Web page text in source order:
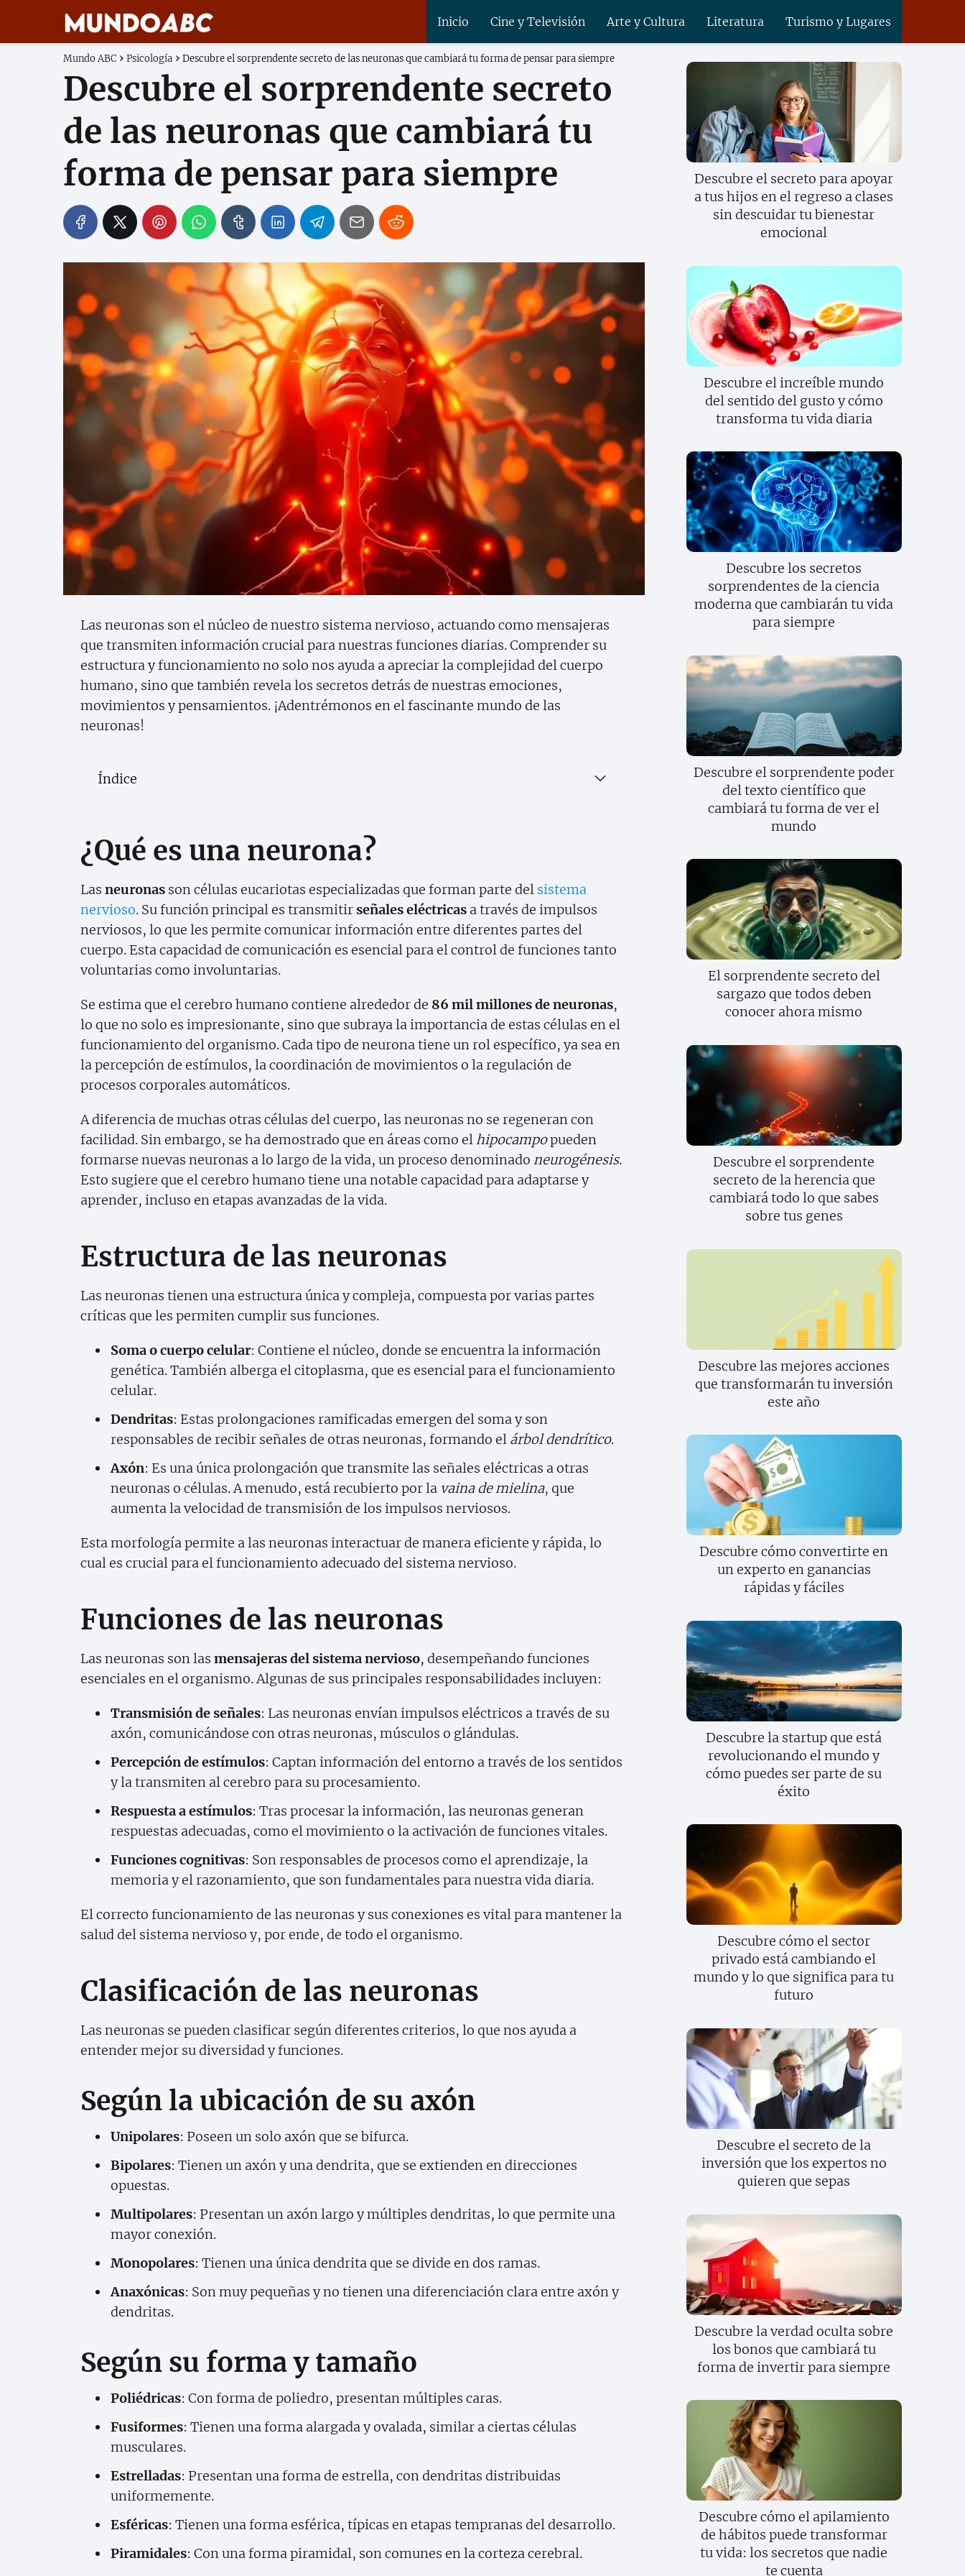
Inicio Cine y Televisión Arte y Cultura Literatura Turismo y Lugares
Mundo ABC Psicología Descubre el sorprendente secreto de las neuronas que cambiará tu forma de pensar para siempre
Descubre el sorprendente secreto
de las neuronas que cambiará tu
forma de pensar para siempre
Las neuronas son el núcleo de nuestro sistema nervioso, actuando como mensajeras
que transmiten información crucial para nuestras funciones diarias. Comprender su
estructura y funcionamiento no solo nos ayuda a apreciar la complejidad del cuerpo
humano, sino que también revela los secretos detrás de nuestras emociones,
movimientos y pensamientos. ¡Adentrémonos en el fascinante mundo de las
neuronas!
Índice
¿Qué es una neurona?
Las neuronas son células eucariotas especializadas que forman parte del sistema
nervioso. Su función principal es transmitir señales eléctricas a través de impulsos
nerviosos, lo que les permite comunicar información entre diferentes partes del
cuerpo. Esta capacidad de comunicación es esencial para el control de funciones tanto
voluntarias como involuntarias.
Se estima que el cerebro humano contiene alrededor de 86 mil millones de neuronas,
lo que no solo es impresionante, sino que subraya la importancia de estas células en el
funcionamiento del organismo. Cada tipo de neurona tiene un rol específico, ya sea en
la percepción de estímulos, la coordinación de movimientos o la regulación de
procesos corporales automáticos.
A diferencia de muchas otras células del cuerpo, las neuronas no se regeneran con
facilidad. Sin embargo, se ha demostrado que en áreas como el hipocampopueden
formarse nuevas neuronas a lo largo de la vida, un proceso denominado neurogénesis.
Esto sugiere que el cerebro humano tiene una notable capacidad para adaptarse y
aprender, incluso en etapas avanzadas de la vida.
Estructura de las neuronas
Las neuronas tienen una estructura única y compleja, compuesta por varias partes
críticas que les permiten cumplir sus funciones.
Soma o cuerpo celular: Contiene el núcleo, donde se encuentra la información
genética. También alberga el citoplasma, que es esencial para el funcionamiento
celular.
Dendritas: Estas prolongaciones ramificadas emergen del soma y son
responsables de recibir señales de otras neuronas, formando el árbol dendrítico.
Axón: Es una única prolongación que transmite las señales eléctricas a otras
neuronas o células. A menudo, está recubierto por la vaina de mielina, que
aumenta la velocidad de transmisión de los impulsos nerviosos.
Esta morfología permite a las neuronas interactuar de manera eficiente y rápida, lo
cual es crucial para el funcionamiento adecuado del sistema nervioso.
Funciones de las neuronas
Las neuronas son las mensajeras del sistema nervioso, desempeñando funciones
esenciales en el organismo. Algunas de sus principales responsabilidades incluyen:
Transmisión de señales: Las neuronas envían impulsos eléctricos a través de su
axón, comunicándose con otras neuronas, músculos o glándulas.
Percepción de estímulos: Captan información del entorno a través de los sentidos
y la transmiten al cerebro para su procesamiento.
Respuesta a estímulos: Tras procesar la información, las neuronas generan
respuestas adecuadas, como el movimiento o la activación de funciones vitales.
Funciones cognitivas: Son responsables de procesos como el aprendizaje, la
memoria y el razonamiento, que son fundamentales para nuestra vida diaria.
El correcto funcionamiento de las neuronas y sus conexiones es vital para mantener la
salud del sistema nervioso y, por ende, de todo el organismo.
Clasificación de las neuronas
Las neuronas se pueden clasificar según diferentes criterios, lo que nos ayuda a
entender mejor su diversidad y funciones.
Según la ubicación de su axón
Unipolares: Poseen un solo axón que se bifurca.
Bipolares: Tienen un axón y una dendrita, que se extienden en direcciones
opuestas.
Multipolares: Presentan un axón largo y múltiples dendritas, lo que permite una
mayor conexión.
Monopolares: Tienen una única dendrita que se divide en dos ramas.
Anaxónicas: Son muy pequeñas y no tienen una diferenciación clara entre axón y
dendritas.
Según su forma y tamaño
Poliédricas: Con forma de poliedro, presentan múltiples caras.
Fusiformes: Tienen una forma alargada y ovalada, similar a ciertas células
musculares.
Estrelladas: Presentan una forma de estrella, con dendritas distribuidas
uniformemente.
Esféricas: Tienen una forma esférica, típicas en etapas tempranas del desarrollo.
Piramidales: Con una forma piramidal, son comunes en la corteza cerebral.
Descubre el secreto para apoyar
a tus hijos en el regreso a clases
sin descuidar tu bienestar
emocional
Descubre el increíble mundo
del sentido del gusto y cómo
transforma tu vida diaria
Descubre los secretos
sorprendentes de la ciencia
moderna que cambiarán tu vida
para siempre
Descubre el sorprendente poder
del texto científico que
cambiará tu forma de ver el
mundo
El sorprendente secreto del
sargazo que todos deben
conocer ahora mismo
Descubre el sorprendente
secreto de la herencia que
cambiará todo lo que sabes
sobre tus genes
Descubre las mejores acciones
que transformarán tu inversión
este año
Descubre cómo convertirte en
un experto en ganancias
rápidas y fáciles
Descubre la startup que está
revolucionando el mundo y
cómo puedes ser parte de su
éxito
Descubre cómo el sector
privado está cambiando el
mundo y lo que significa para tu
futuro
Descubre el secreto de la
inversión que los expertos no
quieren que sepas
Descubre la verdad oculta sobre
los bonos que cambiará tu
forma de invertir para siempre
Descubre cómo el apilamiento
de hábitos puede transformar
tu vida: los secretos que nadie
te cuenta